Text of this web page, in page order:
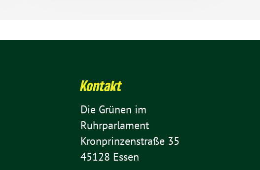
Kontakt
Die Grünen im
Ruhrparlament
Kron­prin­zen­straße 35
45128 Essen